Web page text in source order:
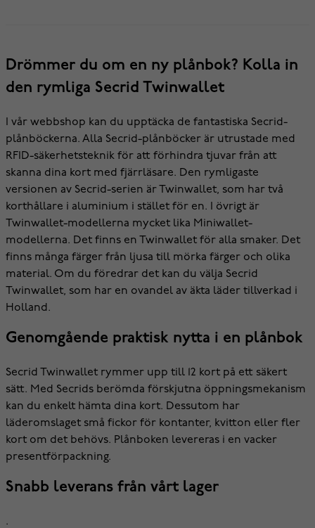
Drömmer du om en ny plånbok? Kolla in
den rymliga Secrid Twinwallet
I vår webbshop kan du upptäcka de fantastiska Secrid-
plånböckerna. Alla Secrid-plånböcker är utrustade med
RFID-säkerhetsteknik för att förhindra tjuvar från att
skanna dina kort med fjärrläsare. Den rymligaste
versionen av Secrid-serien är Twinwallet, som har två
korthållare i aluminium i stället för en. I övrigt är
Twinwallet-modellerna mycket lika Miniwallet-
modellerna. Det finns en Twinwallet för alla smaker. Det
finns många färger från ljusa till mörka färger och olika
material. Om du föredrar det kan du välja Secrid
Twinwallet, som har en ovandel av äkta läder tillverkad i
Holland.
Genomgående praktisk nytta i en plånbok
Secrid Twinwallet rymmer upp till 12 kort på ett säkert
sätt. Med Secrids berömda förskjutna öppningsmekanism
kan du enkelt hämta dina kort. Dessutom har
läderomslaget små fickor för kontanter, kvitton eller fler
kort om det behövs. Plånboken levereras i en vacker
presentförpackning.
Snabb leverans från vårt lager
.